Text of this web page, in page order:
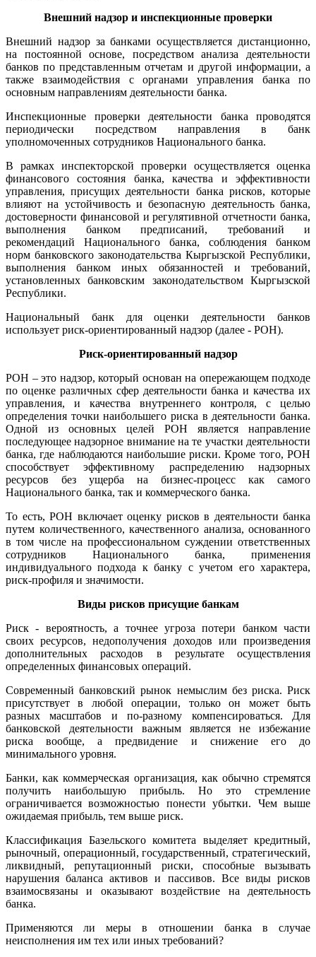
Внешний надзор и инспекционные проверки
Внешний надзор за банками осуществляется дистанционно,
на постоянной основе, посредством анализа деятельности
банков по представленным отчетам и другой информации, а
также взаимодействия с органами управления банка по
основным направлениям деятельности банка.
Инспекционные проверки деятельности банка проводятся
периодически посредством направления в банк
уполномоченных сотрудников Национального банка.
В рамках инспекторской проверки осуществляется оценка
финансового состояния банка, качества и эффективности
управления, присущих деятельности банка рисков, которые
влияют на устойчивость и безопасную деятельность банка,
достоверности финансовой и регулятивной отчетности банка,
выполнения банком предписаний, требований и
рекомендаций Национального банка, соблюдения банком
норм банковского законодательства Кыргызской Республики,
выполнения банком иных обязанностей и требований,
установленных банковским законодательством Кыргызской
Республики.
Национальный банк для оценки деятельности банков
использует риск-ориентированный надзор (далее - РОН).
Риск-ориентированный надзор
РОН – это надзор, который основан на опережающем подходе
по оценке различных сфер деятельности банка и качества их
управления, и качества внутреннего контроля, с целью
определения точки наибольшего риска в деятельности банка.
Одной из основных целей РОН является направление
последующее надзорное внимание на те участки деятельности
банка, где наблюдаются наибольшие риски. Кроме того, РОН
способствует эффективному распределению надзорных
ресурсов без ущерба на бизнес-процесс как самого
Национального банка, так и коммерческого банка.
То есть, РОН включает оценку рисков в деятельности банка
путем количественного, качественного анализа, основанного
в том числе на профессиональном суждении ответственных
сотрудников Национального банка, применения
индивидуального подхода к банку с учетом его характера,
риск-профиля и значимости.
Виды рисков присущие банкам
Риск - вероятность, а точнее угроза потери банком части
своих ресурсов, недополучения доходов или произведения
дополнительных расходов в результате осуществления
определенных финансовых операций.
Современный банковский рынок немыслим без риска. Риск
присутствует в любой операции, только он может быть
разных масштабов и по-разному компенсироваться. Для
банковской деятельности важным является не избежание
риска вообще, а предвидение и снижение его до
минимального уровня.
Банки, как коммерческая организация, как обычно стремятся
получить наибольшую прибыль. Но это стремление
ограничивается возможностью понести убытки. Чем выше
ожидаемая прибыль, тем выше риск.
Классификация Базельского комитета выделяет кредитный,
рыночный, операционный, государственный, стратегический,
ликвидный, репутационный риски, способные вызывать
нарушения баланса активов и пассивов. Все виды рисков
взаимосвязаны и оказывают воздействие на деятельность
банка.
Применяются ли меры в отношении банка в случае
неисполнения им тех или иных требований?